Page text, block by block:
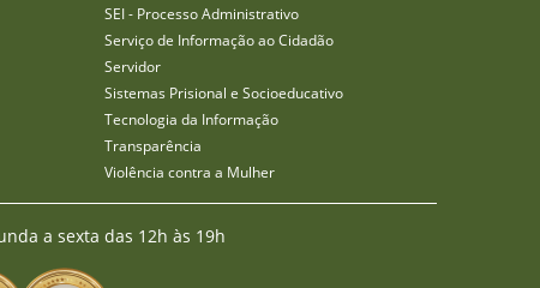
SEI - Processo Administrativo
Serviço de Informação ao Cidadão
Servidor
Sistemas Prisional e Socioeducativo
Tecnologia da Informação
Transparência
Violência contra a Mulher
a sexta das 12h às 19h